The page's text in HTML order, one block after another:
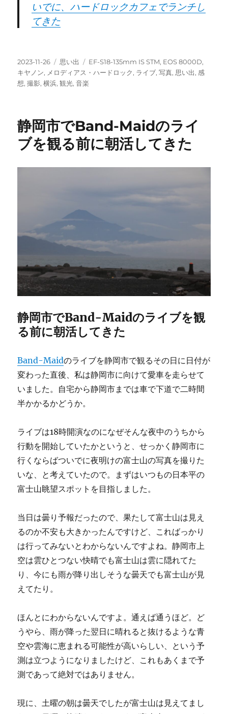
いでに、ハードロックカフェでランチし
てきた
投
稿
日:
2023-11-26
カ
テ
ゴ
思い出
タ
グ
EF-S18-135mm IS STM, EOS 8000D,
キヤノン, メロディアス・ハードロック, ライブ,写真, 思い出, 感
想,撮影,横浜,観光,音楽
静岡市でBand-Maidのライ
ブを観る前に朝活してきた
静岡市でBand-Maidのライブを観
る前に朝活してきた
Band-Maidのライブを静岡市で観るその日に日付が
変わった直後、私は静岡市に向けて愛車を走らせて
いました。自宅から静岡市までは車で下道で二時間
半かかるかどうか。
ライブは18時開演なのになぜそんな夜中のうちから
行動を開始していたかというと、せっかく静岡市に
行くならばついでに夜明けの富士山の写真を撮りた
いな、と考えていたので。まずはいつもの日本平の
富士山眺望スポットを目指しました。
当日は曇り予報だったので、果たして富士山は見え
るのか不安も大きかったんですけど、こればっかり
は行ってみないとわからないんですよね。静岡市上
空は雲ひとつない快晴でも富士山は雲に隠れてた
り、今にも雨が降り出しそうな曇天でも富士山が見
えてたり。
ほんとにわからないんですよ。通えば通うほど。ど
うやら、雨が降った翌日に晴れると抜けるような青
空や雲海に恵まれる可能性が高いらしい、という予
測は立つようになりましたけど、これもあくまで予
測であって絶対ではありません。
現に、土曜の朝は曇天でしたが富士山は見えてまし